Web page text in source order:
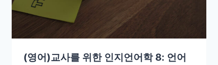
(영어)교사를 위한 인지언어학 8: 언어